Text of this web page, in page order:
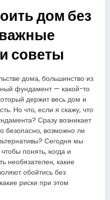
дом без
советы
дома, большинство из
фундамент — какой-то
держит весь дом и
Но что, если я скажу, что
Сразу возникает
безопасно, возможно ли
Сегодня мы
понять, когда и
необязателен, какие
обойтись без
риски при этом